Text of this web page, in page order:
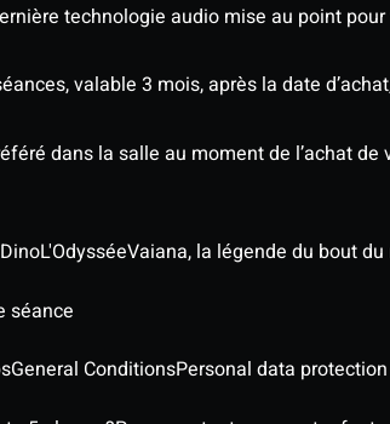
technologie audio mise au point
valable 3 mois, après la date
dans la salle au moment de l’achat
L'OdysséeVaiana, la légende du bout du
séance
General ConditionsPersonal data